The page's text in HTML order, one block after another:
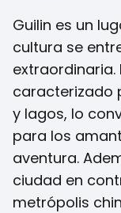
Guilin es un
cultura se
extraordinaria.
caracterizado
y lagos, lo
para los
aventura.
ciudad en
metrópolis